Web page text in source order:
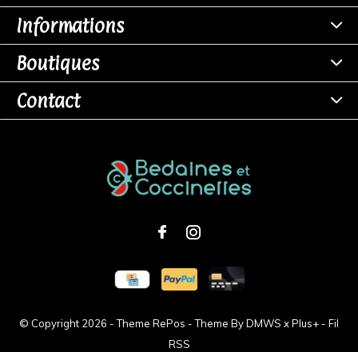
Informations
Boutiques
Contact
© Copyright 2026 - Theme RePos - Theme ByDMWS xPlus+ - Fil
RSS